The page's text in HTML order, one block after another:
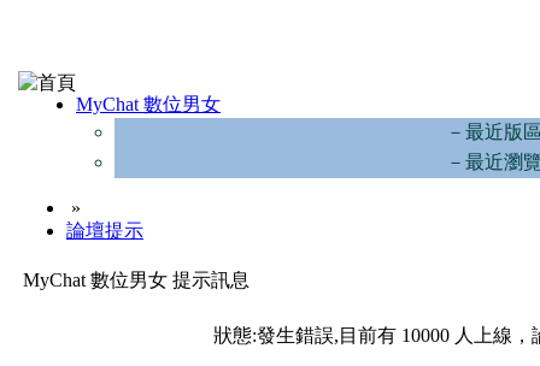
MyChat 數位男女
－最近版
－最近瀏
»
論壇提示
MyChat 數位男女 提示訊息
狀態:發生錯誤,目前有 10000 人上線